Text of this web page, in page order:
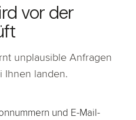
vor der
unplausible Anfragen
Ihnen landen.
und E-Mail-